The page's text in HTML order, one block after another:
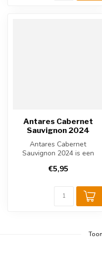
Antares Cabernet
Sauvignon 2024
Antares Cabernet
Sauvignon 2024 is een
uit Central V...
€5,95
Toon